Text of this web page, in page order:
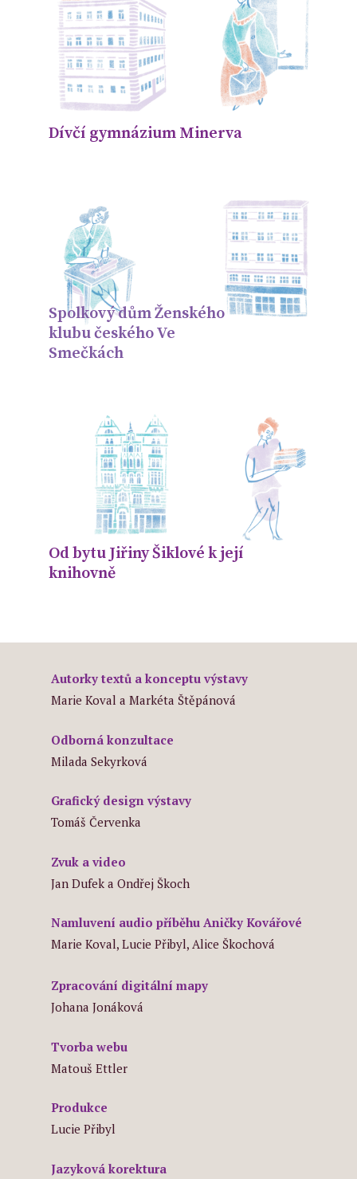
Dívčí gymnázium Minerva
Spolkový dům Ženského
klubu českého Ve
Smečkách
Od bytu Jiřiny Šiklové k její
knihovně
Autorky textů a konceptu výstavy
Marie Koval a Markéta Štěpánová
Odborná konzultace
Milada Sekyrková
Grafický design výstavy
Tomáš Červenka
Zvuk a video
Jan Dufeka Ondřej Škoch
Namluvení audio příběhu Aničky Kovářové
Marie Koval, Lucie Přibyl, Alice Škochová
Zpracování digitální mapy
Johana Jonáková
Tvorba webu
Matouš Ettler
Produkce
Lucie Přibyl
Jazyková korektura